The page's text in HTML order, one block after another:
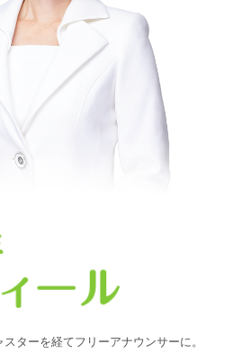
ターを経てフリーアナウンサーに。